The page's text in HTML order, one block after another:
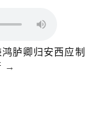
胪卿归安西应制
→